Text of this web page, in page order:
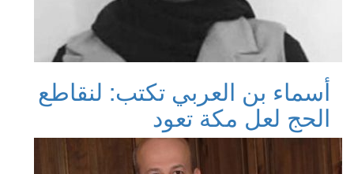
أسماء بن العربي تكتب: لنقاطع
الحج لعل مكة تعود